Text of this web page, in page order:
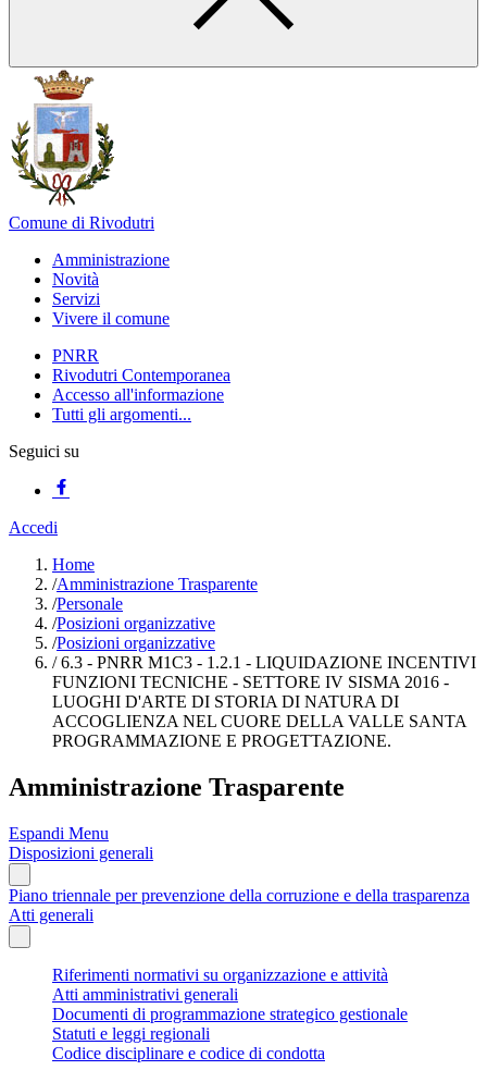
Comune di Rivodutri
Amministrazione
Novità
Servizi
Vivere il comune
PNRR
Rivodutri Contemporanea
Accesso all'informazione
Tutti gli argomenti...
Seguici su
Accedi
Home
/Amministrazione Trasparente
/Personale
/Posizioni organizzative
/Posizioni organizzative
/6.3 - PNRR M1C3 - 1.2.1 - LIQUIDAZIONE INCENTIVI
FUNZIONI TECNICHE - SETTORE IV SISMA 2016 -
LUOGHI D'ARTE DI STORIA DI NATURA DI
ACCOGLIENZA NEL CUORE DELLA VALLE SANTA
PROGRAMMAZIONE E PROGETTAZIONE.
Amministrazione Trasparente
Espandi Menu
Disposizioni generali
Piano triennale per prevenzione della corruzione e della trasparenza
Atti generali
Riferimenti normativi su organizzazione e attività
Atti amministrativi generali
Documenti di programmazione strategico gestionale
Statuti e leggi regionali
Codice disciplinare e codice di condotta